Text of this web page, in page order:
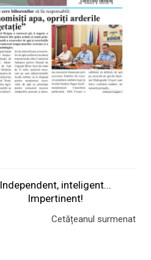
Independent, inteligent...
Impertinent!
Cetățeanul surmenat